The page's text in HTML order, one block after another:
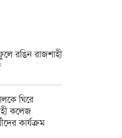
রঙিন রাজশাহী
ঘিরে
কলেজ
কার্যক্রম